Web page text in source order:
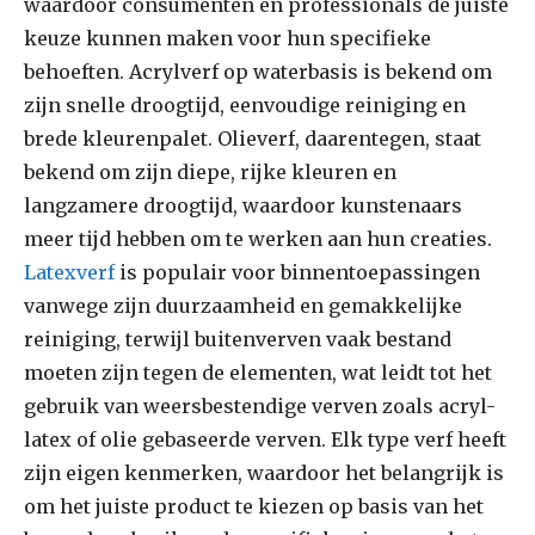
waardoor consumenten en professionals de juiste
keuze kunnen maken voor hun specifieke
behoeften. Acrylverf op waterbasis is bekend om
zijn snelle droogtijd, eenvoudige reiniging en
brede kleurenpalet. Olieverf, daarentegen, staat
bekend om zijn diepe, rijke kleuren en
langzamere droogtijd, waardoor kunstenaars
meer tijd hebben om te werken aan hun creaties.
Latexverfis populair voor binnentoepassingen
vanwege zijn duurzaamheid en gemakkelijke
reiniging, terwijl buitenverven vaak bestand
moeten zijn tegen de elementen, wat leidt tot het
gebruik van weersbestendige verven zoals acryl-
latex of olie gebaseerde verven. Elk type verf heeft
zijn eigen kenmerken, waardoor het belangrijk is
om het juiste product te kiezen op basis van het